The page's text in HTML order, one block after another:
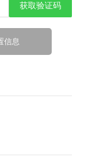
获取验证码